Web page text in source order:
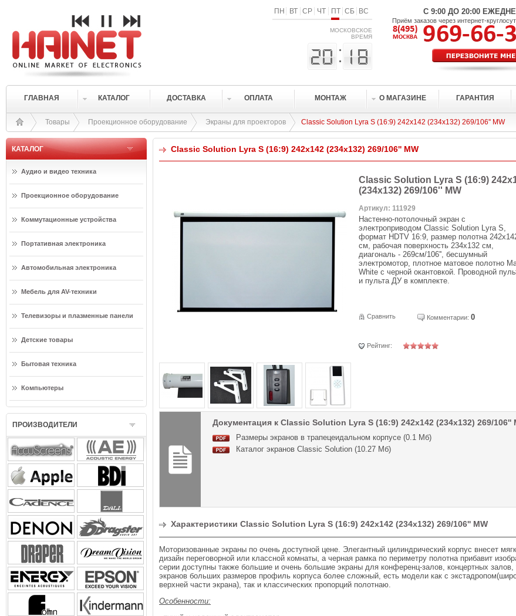
ПН ВТ СР ЧТ ПТ СБ ВС
МОСКОВСКОЕ
ВРЕМЯ
С 9:00 ДО 20:00
Приём заказов через интернет-
ГЛАВНАЯ КАТАЛОГ ДОСТАВКА ОПЛАТА МОНТАЖ О МАГАЗИНЕ ГАРАНТИЯ
Товары Проекционное оборудование Экраны для проекторов Classic Solution Lyra S (16:9) 242x142 (234х132) 269/106'' MW
КАТАЛОГ
Аудио и видео техника
Проекционное оборудование
Коммутационные устройства
Портативная электроника
Автомобильная электроника
Мебель для AV-техники
Телевизоры и плазменные панели
Детские товары
Бытовая техника
Компьютеры
ПРОИЗВОДИТЕЛИ
Classic Solution Lyra S (16:9) 242x142 (234х132) 269/106'' MW
Classic Solution Lyra S (16:9)
(234х132) 269/106'' MW
Артикул: 111929
Настенно-потолочный экран с
электроприводом Classic Solution Lyra S,
формат HDTV 16:9, размер полотна
см, рабочая поверхность 234х132 см,
диагональ - 269см/106'', бесшумный
электромотор, плотное матовое полотно
White с черной окантовкой. Проводной
и пульта ДУ в комплекте.
Сравнить Комментарии: 0
Рейтинг:
Документация к Classic Solution Lyra S (16:9) 242x142 (234х132) 269/106''
Размеры экранов в трапецеидальном корпусе (0.1 Мб)
Каталог экранов Classic Solution (10.27 Мб)
Характеристики Classic Solution Lyra S (16:9) 242x142 (234х132) 269/106'' MW
Моторизованные экраны по очень доступной цене. Элегантный цилиндрический корпус внесет
дизайн переговорной или классной комнаты, а черная рамка по периметру полотна прибавит
серии доступны также большие и очень большие экраны для конференц-залов, концертных залов,
экранов больших размеров профиль корпуса более сложный, есть модели как с
верхней части экрана), так и классических пропорций полотнаю.
Особенности: